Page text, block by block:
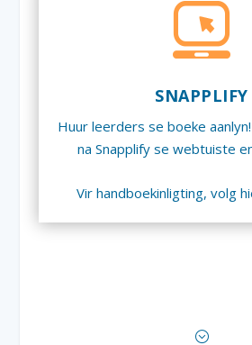
SNAPPLIFY
Huur leerders se boeke
na Snapplify se webtuiste
Vir handboekinligting, volg
;